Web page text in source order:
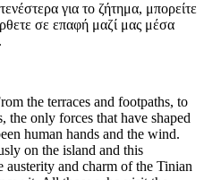
για το ζήτημα, μπορείτε
σε επαφή μαζί μας μέσα
.
the terraces and footpaths, to
the only forces that have shaped
human hands and the wind.
on the island and this
austerity and charm of the Tinian